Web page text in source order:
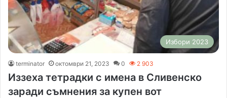
Избори 2023
terminator октомври 21, 2023 0 2 903
Иззеха тетрадки с имена в Сливенско
заради съмнения за купен вот